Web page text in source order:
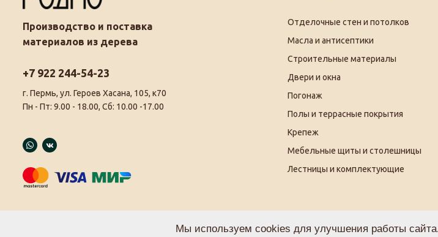
Производство и поставка
материалов из дерева
+7 922 244-54-23
г. Пермь, ул. Героев Хасана, 105, к70
Пн - Пт: 9.00 - 18.00, Сб: 10.00 -17.00
Отделочные стен и потолков
Масла и антисептики
Строительные материалы
Двери и окна
Погонаж
Полы и террасные покрытия
Крепеж
Мебельные щиты и столешницы
Лестницы и комплектующие
Мы используем cookies для улучшения работы